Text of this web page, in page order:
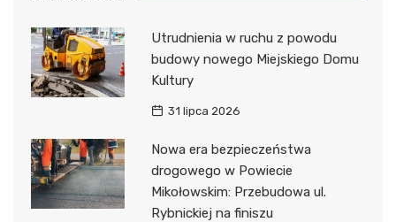
Utrudnienia w ruchu z powodu
budowy nowego Miejskiego Domu
Kultury
31 lipca 2026
Nowa era bezpieczeństwa
drogowego w Powiecie
Mikołowskim: Przebudowa ul.
Rybnickiej na finiszu